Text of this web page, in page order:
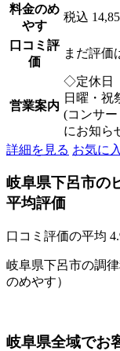
料金のめ
やす
税込
口コミ評
価
まだ評価
営業案内
◇定休日
日曜・祝
(コンサ
にお知ら
詳細を見る お気に
岐阜県下呂市の
平均評価
口コミ評価の平均
岐阜県下呂市の調
のめやす）
岐阜県全域でお